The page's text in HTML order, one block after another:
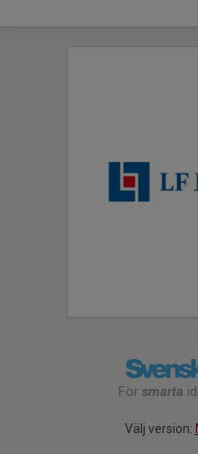
För smarta
Välj version: